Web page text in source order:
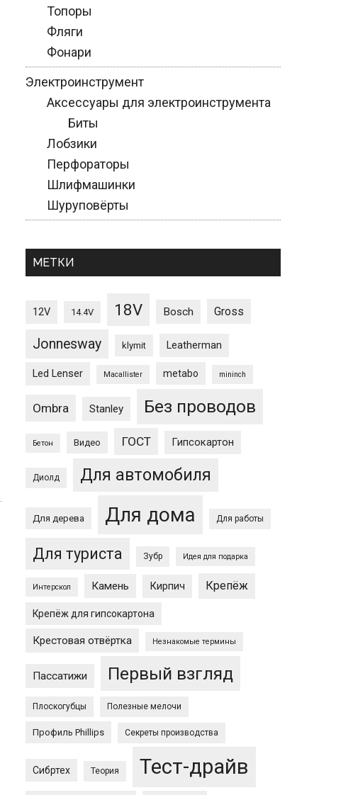
Топоры
Фляги
Фонари
Электроинструмент
Аксессуары для электроинструмента
Биты
Лобзики
Перфораторы
Шлифмашинки
Шуруповёрты
МЕТКИ
12V 14.4V 18V Bosch Gross
Jonnesway klymit Leatherman
Led Lenser Macallister metabo mininch
Ombra Stanley Без проводов
Бетон Видео ГОСТ Гипсокартон
Диолд Для автомобиля
Для дерева Для дома Для работы
Для туриста Зубр Идея для подарка
Интерскол Камень Кирпич Крепёж
Крепёж для гипсокартона
Крестовая отвёртка Незнакомые термины
Пассатижи Первый взгляд
Плоскогубцы Полезные мелочи
Профиль Phillips Секреты производства
Сибртех Теория Тест-драйв